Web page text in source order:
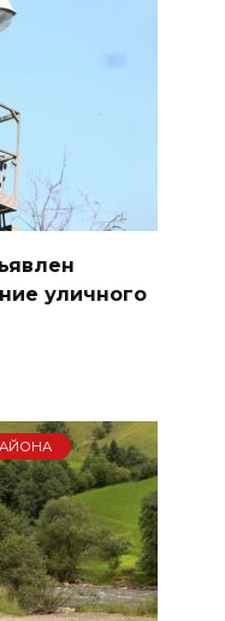
уличного